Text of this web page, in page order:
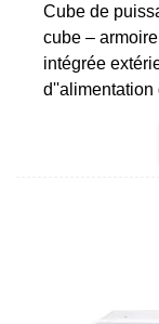
Cube de
cube –
intégrée
d''alimentation